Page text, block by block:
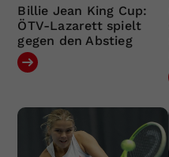
Billie Jean King Cup:
ÖTV-Lazarett spielt
gegen den Abstieg